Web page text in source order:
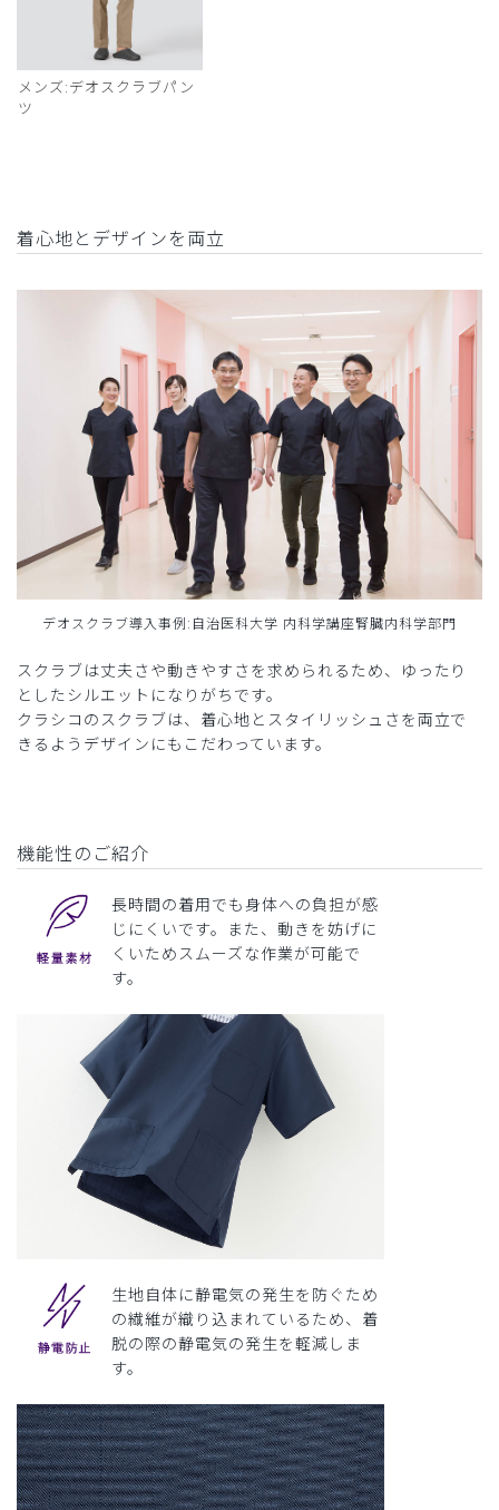
メンズ:デオスクラブパン
ツ
着心地とデザインを両立
デオスクラブ導入事例:自治医科大学 内科学講座腎臓内科学部門
スクラブは丈夫さや動きやすさを求められるため、ゆったり
としたシルエットになりがちです。
クラシコのスクラブは、着心地とスタイリッシュさを両立で
きるようデザインにもこだわっています。
機能性のご紹介
長時間の着用でも身体への負担が感
じにくいです。また、動きを妨げに
くいためスムーズな作業が可能で
す。
生地自体に静電気の発生を防ぐため
の繊維が織り込まれているため、着
脱の際の静電気の発生を軽減しま
す。